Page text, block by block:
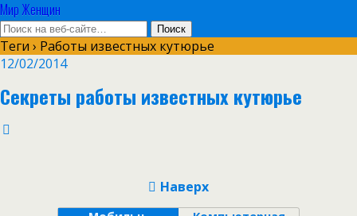
Мир Женщин
Теги › Работы известных кутюрье
12/02/2014
Секреты работы известных кутюрье
Наверх